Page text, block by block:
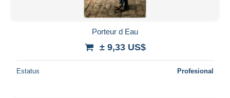
Porteur d Eau
± 9,33 US$
Estatus Profesional